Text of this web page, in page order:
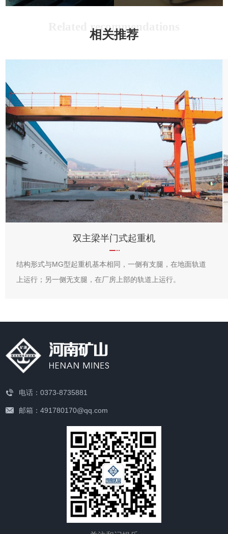
相关推荐
双主梁半门式起重机
结构形式与MG型起重机基本相同，一侧有支腿，在地面轨道
上运行；另一侧无支腿，在厂房上部的轨道上运行。
电话：0373-8735881
邮箱：491780170@qq.com